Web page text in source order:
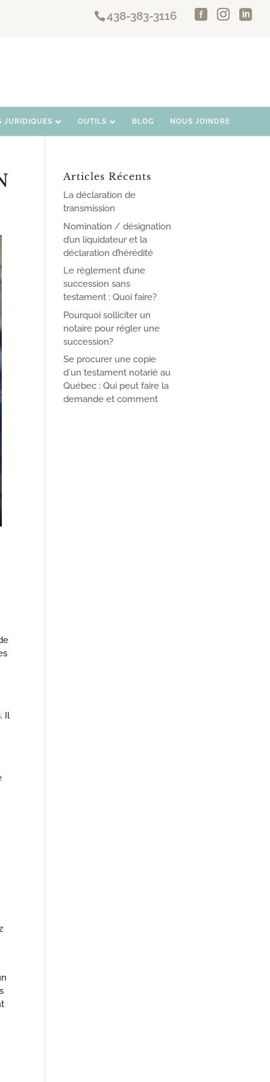
438-383-3116
JURIDIQUES OUTILS BLOG NOUS JOINDRE
Il
Articles Récents
La déclaration de
transmission
Nomination / désignation
d’un liquidateur et la
déclaration d’hérédité
Le règlement d’une
succession sans
testament : Quoi faire?
Pourquoi solliciter un
notaire pour régler une
succession?
Se procurer une copie
d`un testament notarié au
Québec : Qui peut faire la
demande et comment